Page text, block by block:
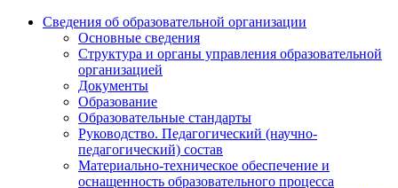
Сведения об образовательной организации
Основные сведения
Структура и органы управления образовательной
организацией
Документы
Образование
Образовательные стандарты
Руководство. Педагогический (научно-
педагогический) состав
Материально-техническое обеспечение и
оснащенность образовательного процесса